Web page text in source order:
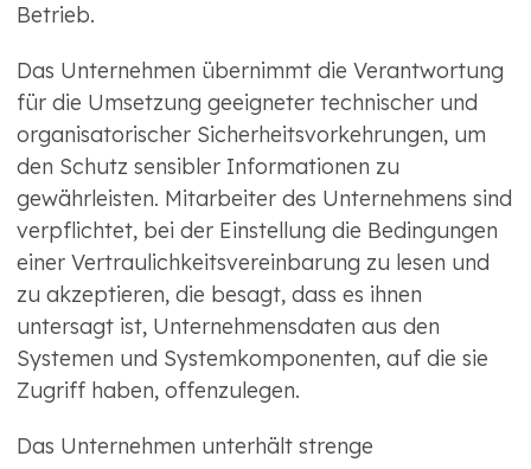
Betrieb.
Das Unternehmen übernimmt die Verantwortung
für die Umsetzung geeigneter technischer und
organisatorischer Sicherheitsvorkehrungen, um
den Schutz sensibler Informationen zu
gewährleisten. Mitarbeiter des Unternehmens sind
verpflichtet, bei der Einstellung die Bedingungen
einer Vertraulichkeitsvereinbarung zu lesen und
zu akzeptieren, die besagt, dass es ihnen
untersagt ist, Unternehmensdaten aus den
Systemen und Systemkomponenten, auf die sie
Zugriff haben, offenzulegen.
Das Unternehmen unterhält strenge